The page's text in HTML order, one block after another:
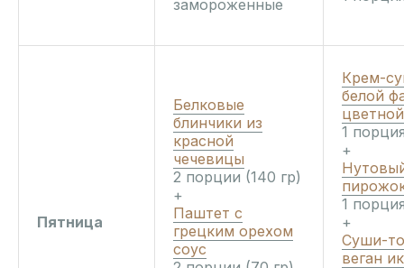
замороженные
Пятница
Белковые
блинчики из
красной
чечевицы
2 порции (140 гр)
+
Паштет с
грецким орехом
соус
Крем-
белой
1
+
1
+
Суши-
веган